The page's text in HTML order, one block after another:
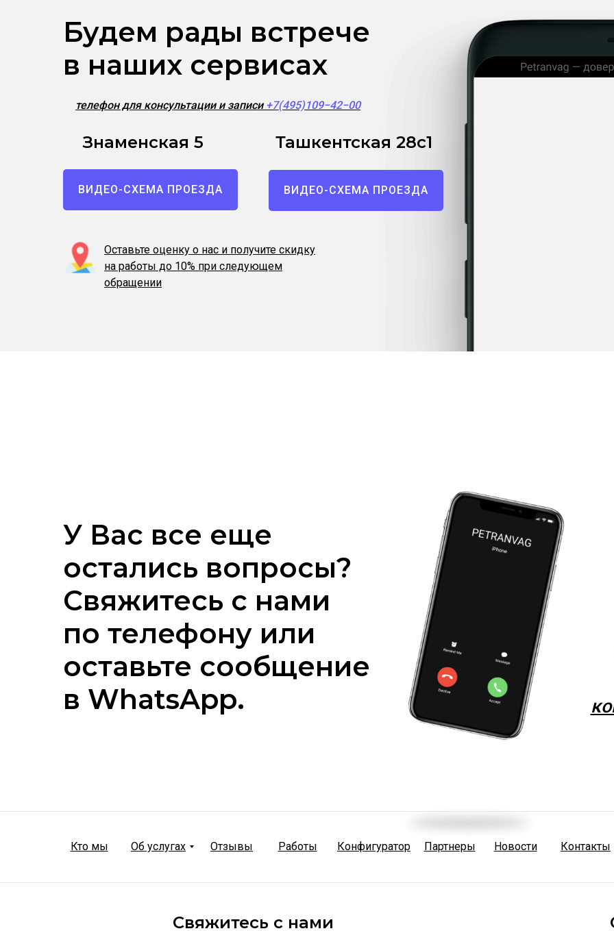
Будем рады встрече
в наших сервисах
телефон для консультации и записи +7(495)109−42−00
Знаменская 5
ВИДЕО-СХЕМА ПРОЕЗДА
Ташкентская 28с1
ВИДЕО-СХЕМА ПРОЕЗДА
Оставьте оценку о нас и получите скидку
на работы до 10% при следующем
обращении
У Вас все еще
остались вопросы?
Свяжитесь с нами
по телефону или
оставьте сообщение
в WhatsApp.
Кто мы Конфигуратор
Отзывы
Об услугах Работы Партнеры Новости Контакты
Свяжитесь с нами